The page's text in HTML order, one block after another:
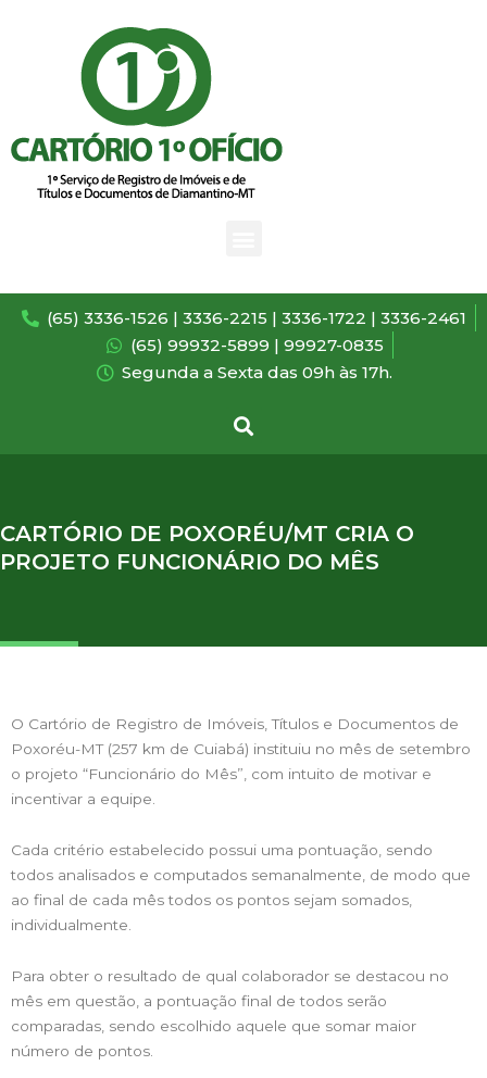
(65) 3336-1526 | 3336-2215 | 3336-1722 | 3336-2461
(65) 99932-5899 | 99927-0835
Segunda a Sexta das 09h às 17h.
CARTÓRIO DE POXORÉU/MT CRIA O
PROJETO FUNCIONÁRIO DO MÊS
O Cartório de Registro de Imóveis, Títulos e Documentos de
Poxoréu-MT (257 km de Cuiabá) instituiu no mês de setembro
o projeto “Funcionário do Mês”, com intuito de motivar e
incentivar a equipe.
Cada critério estabelecido possui uma pontuação, sendo
todos analisados e computados semanalmente, de modo que
ao final de cada mês todos os pontos sejam somados,
individualmente.
Para obter o resultado de qual colaborador se destacou no
mês em questão, a pontuação final de todos serão
comparadas, sendo escolhido aquele que somar maior
número de pontos.